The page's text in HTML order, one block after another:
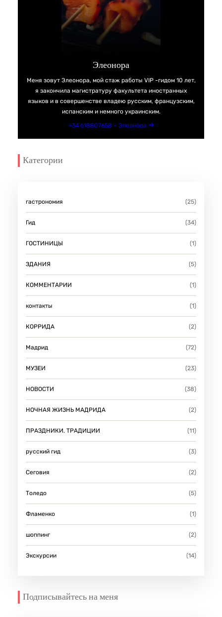
Элеонора
Меня зовут Элеонора, мой стаж работы VIP -гидом 10 лет,
я закончила магистратуру факультета иностранных
языков и в совершенстве владею русским, французским,
испанским и немного украинским.
+34 618807658 – Элеонора
Категории
гастрономия (25)
Гид (34)
ГОСТИНИЦЫ (1)
ЗДАНИЯ (5)
КОММЕНТАРИИ (1)
контакты (1)
КОРРИДА (2)
Мадрид (72)
МУЗЕИ (23)
НОВОСТИ (38)
НОЧНАЯ ЖИЗНЬ МАДРИДА (2)
ПРАЗДНИКИ. ТРАДИЦИИ (11)
русский гид (3)
Сеговия (2)
Толедо (5)
Фламенко (1)
шоппинг (2)
Экскурсии (14)
Подписывайтесь на меня